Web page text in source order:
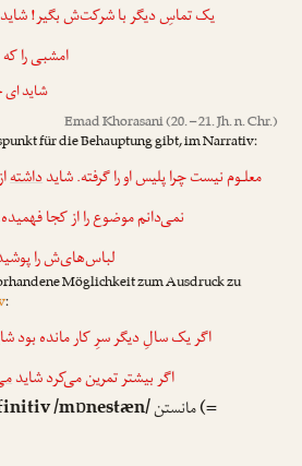
یک تماسِ دیگر با شرکت‌ش بگیر! شاید
امشبی را
شاید
Emad Khorasani(20. – 21. Jh. n. Chr.)
für die Behauptung gibt, im Narrativ:
معلـوم نیست چرا پلیس او را گرفته. شایدداشته
نمی‌دانم موضوع را از کجا
لباس‌های‌ش را
Möglichkeit zum Ausdruck zu
:
اگر یک سالِ دیگر سرِ کار مانده بود
اگر بیشتر تمرین می‌کرد شاید
/mɒnestæn/مانستن(=